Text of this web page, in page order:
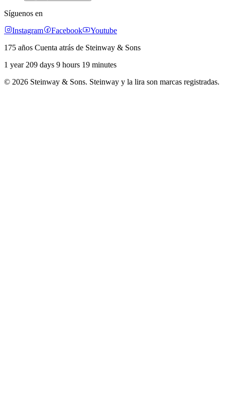
Síguenos en
Instagram
Facebook
Youtube
175 años Cuenta atrás de Steinway & Sons
1 year 209 days 9 hours 19 minutes
© 2026 Steinway & Sons. Steinway y la lira son marcas registradas.